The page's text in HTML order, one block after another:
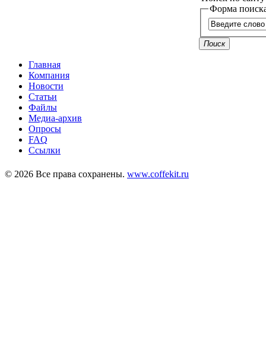
Форма
Поиск
Главная
Компания
Новости
Статьи
Файлы
Медиа-архив
Опросы
FAQ
Ссылки
© 2026 Все права сохранены. www.coffekit.ru